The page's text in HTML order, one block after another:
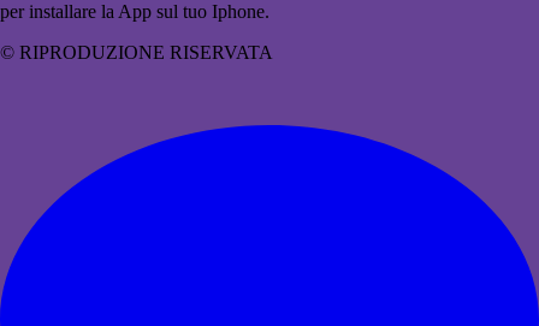
per installare la App sul tuo Iphone.
© RIPRODUZIONE RISERVATA